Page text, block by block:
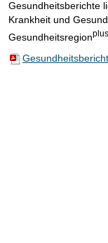
Gesundheitsberichte
Krankheit und
Gesundheitsregionplus